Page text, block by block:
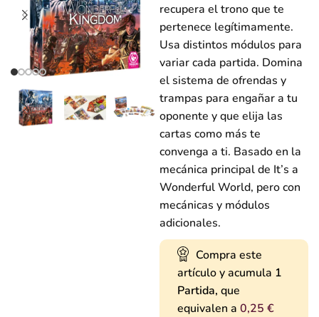
recupera el trono que te
pertenece legítimamente.
Usa distintos módulos para
variar cada partida. Domina
el sistema de ofrendas y
trampas para engañar a tu
oponente y que elija las
cartas como más te
convenga a ti. Basado en la
mecánica principal de It’s a
Wonderful World, pero con
mecánicas y módulos
adicionales.
Compra este
artículo y acumula 1
Partida, que
equivalen a 0,25 €